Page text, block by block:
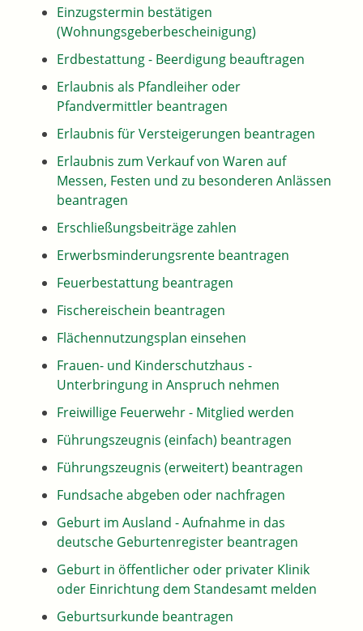
Einzugstermin bestätigen
(Wohnungsgeberbescheinigung)
Erdbestattung - Beerdigung beauftragen
Erlaubnis als Pfandleiher oder
Pfandvermittler beantragen
Erlaubnis für Versteigerungen beantragen
Erlaubnis zum Verkauf von Waren auf
Messen, Festen und zu besonderen Anlässen
beantragen
Erschließungsbeiträge zahlen
Erwerbsminderungsrente beantragen
Feuerbestattung beantragen
Fischereischein beantragen
Flächennutzungsplan einsehen
Frauen- und Kinderschutzhaus -
Unterbringung in Anspruch nehmen
Freiwillige Feuerwehr - Mitglied werden
Führungszeugnis (einfach) beantragen
Führungszeugnis (erweitert) beantragen
Fundsache abgeben oder nachfragen
Geburt im Ausland - Aufnahme in das
deutsche Geburtenregister beantragen
Geburt in öffentlicher oder privater Klinik
oder Einrichtung dem Standesamt melden
Geburtsurkunde beantragen